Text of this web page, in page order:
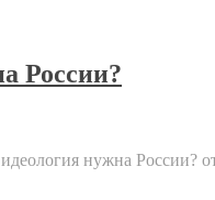
России?
нужна России?